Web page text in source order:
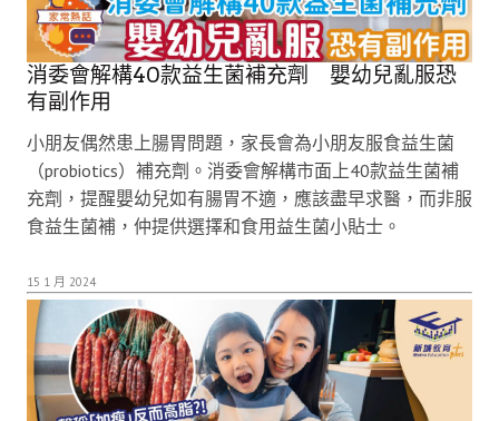
消委會解構40款益生菌補充劑 嬰幼兒亂服恐
有副作用
小朋友偶然患上腸胃問題，家長會為小朋友服食益生菌
（probiotics）補充劑。消委會解構市面上40款益生菌補
充劑，提醒嬰幼兒如有腸胃不適，應該盡早求醫，而非服
食益生菌補，仲提供選擇和食用益生菌小貼士。
15 1 月 2024